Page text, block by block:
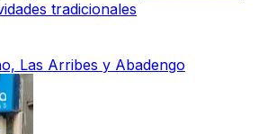
tradicionales
Las Arribes y Abadengo